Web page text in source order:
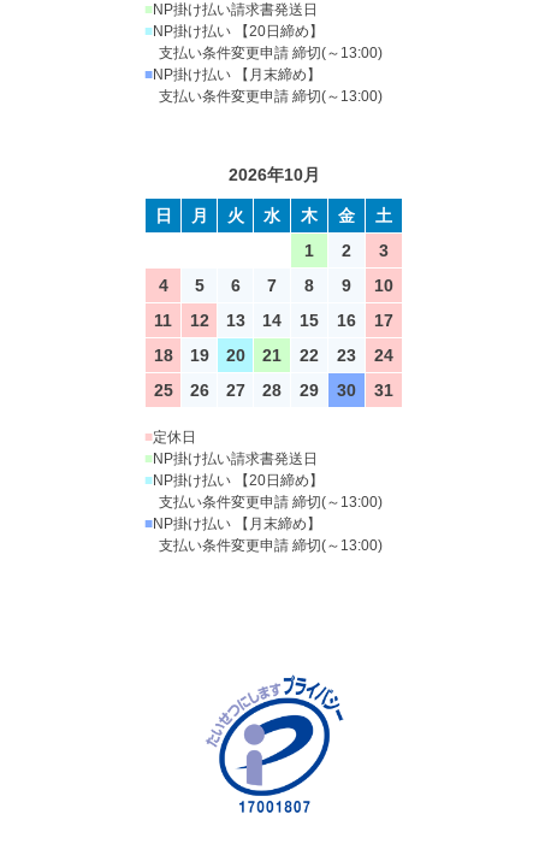
■NP掛け払い請求書発送日
■NP掛け払い 【20日締め】
支払い条件変更申請 締切(～13:00)
■NP掛け払い 【月末締め】
支払い条件変更申請 締切(～13:00)
2026年10月
日 月 火 水 木 金
土
1
2
3
4
5 6 7 8 9
10
11
12 13 14 15 16
17
18
19 20 21 22 23
24
25
26 27 28 29 30 31
■定休日
■NP掛け払い請求書発送日
■NP掛け払い 【20日締め】
支払い条件変更申請 締切(～13:00)
■NP掛け払い 【月末締め】
支払い条件変更申請 締切(～13:00)